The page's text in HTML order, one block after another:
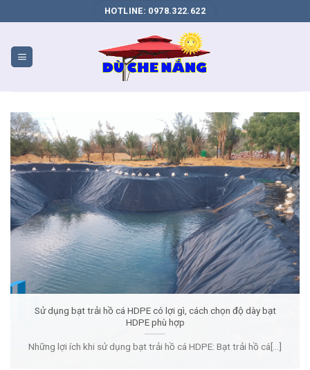
VỤ
WEB
HOTLINE: 0978.322.622
Sử dụng bạt trải hồ cá HDPE có lợi gì, cách chọn độ dày bạt
HDPE phù hợp
Những lợi ích khi sử dụng bạt trải hồ cá HDPE: Bạt trải hồ cá[...]